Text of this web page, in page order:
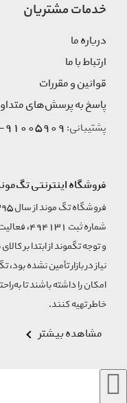
خدمات مشتریان
درباره ما
ارتباط با ما
قوانین و مقررات
پاسخ به پرسش‌های
پشتیبانی: 91005909-021
فروشگاه اینترنتی
شماره
و توجه تگموند از ابتدا بر
نیاز در بازار تأمین نشده
امکان را داشته باشند تا
خاطر تهیه کنند.
مشاهده بیشتر